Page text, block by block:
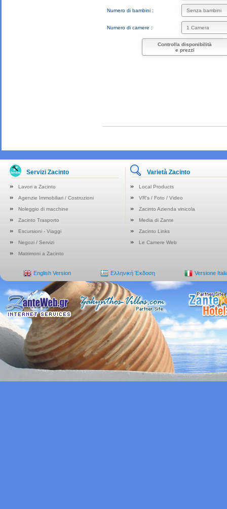
Numero di bambini :
Numero di camere :
Controlla disponibilità
e prezzi
Servizi Zacinto Varietà Zacinto
Lavori a Zacinto
Local Products
Agenzie Immobiliari / Costruzioni
VR's / Foto / Video
Noleggio di macchine
Zacinto Azienda vinicola
Zacinto Trasporto
Media di Zante
Escursioni - Viaggi
Zacinto Links
Negozi / Servizi
Le Camere Web
Matrimoni a Zacinto
English Version Ελληνική Έκδοση Versione